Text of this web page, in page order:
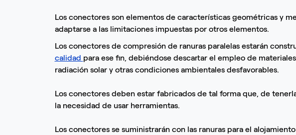
Los conectores son elementos de características geométricas y
adaptarse a las limitaciones impuestas por otros elementos.
Los conectores de compresión de ranuras paralelas estarán
calidad para ese fin, debiéndose descartar el empleo de
radiación solar y otras condiciones ambientales desfavorables.
Los conectores deben estar fabricados de tal forma que, de
la necesidad de usar herramientas.
Los conectores se suministrarán con las ranuras para el